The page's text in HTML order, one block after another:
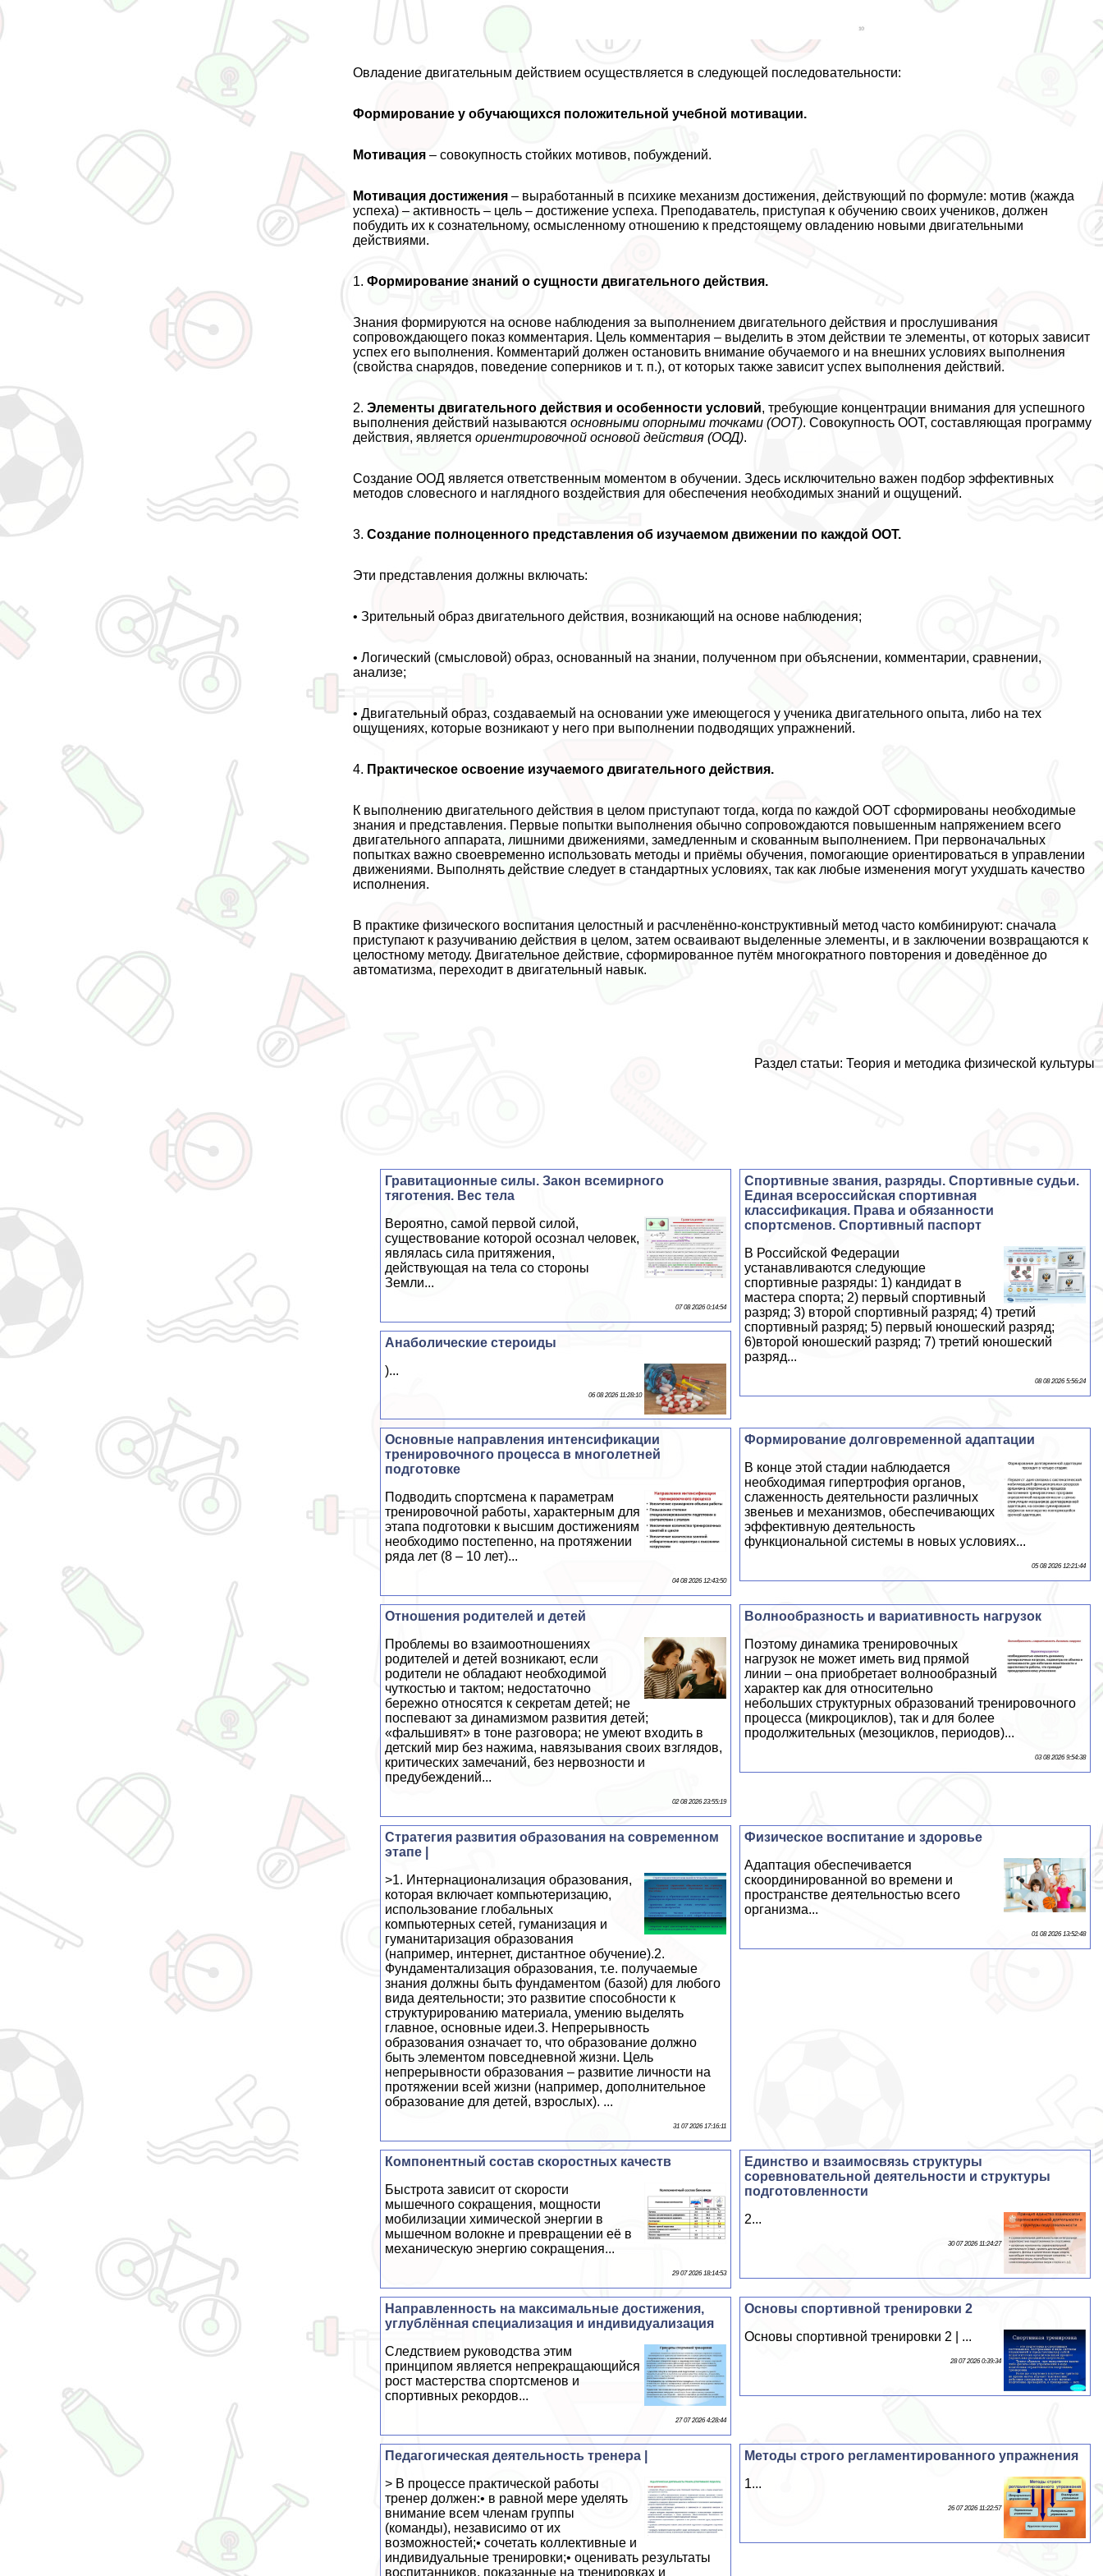
Овладение двигательным действием осуществляется в следующей последовательности:
Формирование у обучающихся положительной учебной мотивации.
Мотивация – совокупность стойких мотивов, побуждений.
Мотивация достижения – выработанный в психике механизм достижения, действующий по формуле: мотив (жажда
успеха) – активность – цель – достижение успеха. Преподаватель, приступая к обучению своих учеников, должен
побудить их к сознательному, осмысленному отношению к предстоящему овладению новыми двигательными
действиями.
1.Формирование знаний о сущности двигательного действия.
Знания формируются на основе наблюдения за выполнением двигательного действия и прослушивания
сопровождающего показ комментария. Цель комментария – выделить в этом действии те элементы, от которых зависит
успех его выполнения. Комментарий должен остановить внимание обучаемого и на внешних условиях выполнения
(свойства снарядов, поведение соперников и т. п.), от которых также зависит успех выполнения действий.
2.Элементы двигательного действия и особенности условий, требующие концентрации внимания для успешного
выполнения действий называютсяосновными опopными точками (ООТ). Совокупность ООТ, составляющая программу
действия, являетсяориентировочной основой действия (ООД).
Создание ООД является ответственным моментом в обучении. Здесь исключительно важен подбор эффективных
методов словесного и наглядного воздействия для обеспечения необходимых знаний и ощущений.
3.Создание полноценного представления об изучаемом движении по каждой ООТ.
Эти представления должны включать:
• Зрительный образ двигательного действия, возникающий на основе наблюдения;
• Логический (смысловой) образ, основанный на знании, полученном при объяснении, комментарии, сравнении,
анализе;
• Двигательный образ, создаваемый на основании уже имеющегося у ученика двигательного опыта, либо на тех
ощущениях, которые возникают у него при выполнении подводящих упражнений.
4. Пpaктическое освоение изучаемого двигательного действия.
К выполнению двигательного действия в целом приступают тогда, когда по каждой ООТ сформированы необходимые
знания и представления. Первые попытки выполнения обычно сопровождаются повышенным напряжением всего
двигательного аппарата, лишними движениями, замедленным и скованным выполнением. При первоначальных
попытках важно своевременно использовать методы и приёмы обучения, помогающие ориентироваться в управлении
движениями. Выполнять действие следует в стандартных условиях, так как любые изменения могут ухудшать качество
исполнения.
В пpaктике физического воспитания целостный и расчлeнённо-конструктивный метод часто комбинируют: сначала
приступают к разучиванию действия в целом, затем осваивают выделенные элементы, и в заключении возвращаются к
целостному методу. Двигательное действие, сформированное путём многократного повторения и доведённое до
автоматизма, переходит в двигательный навык.
Раздел статьи: Теория и методика физической культуры
Спортивные звания, разряды. Спортивные судьи.
Единая всероссийская спортивная
классификация. Права и обязанности
спортсменов. Спортивный паспорт
В Российской Федерации
устанавливаются следующие
спортивные разряды: 1) кандидат в
мастера спорта; 2) первый спортивный
разряд; 3) второй спортивный разряд; 4) третий
спортивный разряд; 5) первый юношеский разряд;
6)второй юношеский разряд; 7) третий юношеский
разряд...
08 08 2026 5:56:24
Гравитационные силы. Закон всемирного
тяготения. Вес тела
Вероятно, самой первой силой,
существование которой осознал человек,
являлась сила притяжения,
действующая на тела со стороны
Земли...
07 08 2026 0:14:54
Анаболические стероиды
)...
06 08 2026 11:28:10
Формирование долговременной адаптации
В конце этой стадии наблюдается
необходимая гипертрофия органов,
слаженность деятельности различных
звеньев и механизмов, обеспечивающих
эффективную деятельность
функциональной системы в новых условиях...
05 08 2026 12:21:44
Основные направления интенсификации
тренировочного процесса в многолетней
подготовке
Подводить спортсмена к параметрам
тренировочной работы, хаpaктерным для
этапа подготовки к высшим достижениям
необходимо постепенно, на протяжении
ряда лет (8 – 10 лет)...
04 08 2026 12:43:50
Волнообразность и вариативность нагрузок
Поэтому динамика тренировочных
нагрузок не может иметь вид прямой
линии – она приобретает волнообразный
хаpaктер как для относительно
небольших структурных образований тренировочного
процесса (микроциклов), так и для более
продолжительных (мезоциклов, периодов)...
03 08 2026 9:54:38
Отношения родителей и детей
Проблемы во взаимоотношениях
родителей и детей возникают, если
родители не обладают необходимой
чуткостью и тактом; недостаточно
бережно относятся к секретам детей; не
поспевают за динамизмом развития детей;
«фальшивят» в тоне разговора; не умеют входить в
детский мир без нажима, навязывания своих взглядов,
критических замечаний, без нервозности и
предубеждений...
02 08 2026 23:55:19
Физическое воспитание и здоровье
Адаптация обеспечивается
скоординированной во времени и
прострaнcтве деятельностью всего
организма...
01 08 2026 13:52:48
Стратегия развития образования на современном
этапе |
>1. Интернационализация образования,
которая включает компьютеризацию,
использование глобальных
компьютерных сетей, гуманизация и
гуманитаризация образования
(например, интернет, дистантное обучение).2.
Фундаментализация образования, т.е. получаемые
знания должны быть фундаментом (базой) для любого
вида деятельности; это развитие способности к
структурированию материала, умению выделять
главное, основные идеи.3. Непрерывность
образования означает то, что образование должно
быть элементом повседневной жизни. Цель
непрерывности образования – развитие личности на
протяжении всей жизни (например, дополнительное
образование для детей, взрослых). ...
31 07 2026 17:16:11
Единство и взаимосвязь структуры
соревновательной деятельности и структуры
подготовленности
2...
30 07 2026 11:24:27
Компонентный состав скоростных качеств
Быстрота зависит от скорости
мышечного сокращения, мощности
мобилизации химической энергии в
мышечном волокне и превращении её в
механическую энергию сокращения...
29 07 2026 18:14:53
Основы спортивной тренировки 2
Основы спортивной тренировки 2 | ...
28 07 2026 0:39:34
Направленность на максимальные достижения,
углублённая специализация и индивидуализация
Следствием руководства этим
принципом является непрекращающийся
рост мастерства спортсменов и
спортивных рекордов...
27 07 2026 4:28:44
Методы строго регламентированного упражнения
1...
26 07 2026 11:22:57
Педагогическая деятельность тренера |
> В процессе практической работы
тренер должен:• в равной мере уделять
внимание всем членам группы
(команды), независимо от их
возможностей;• сочетать коллективные и
индивидуальные тренировки;• оценивать результаты
воспитанников, показанные на тренировках и